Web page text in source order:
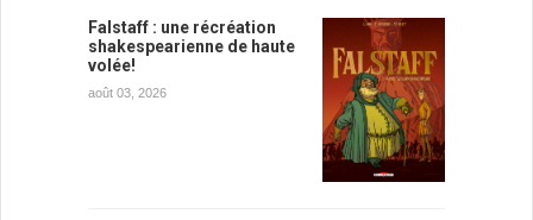
Falstaff : une récréation
shakespearienne de haute
volée!
août 03, 2026